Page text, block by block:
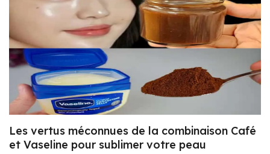
Les vertus méconnues de la combinaison Café
et Vaseline pour sublimer votre peau